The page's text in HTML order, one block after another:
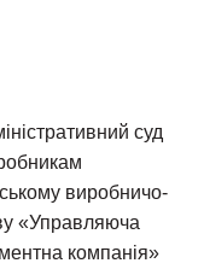
суд
виробничо-
«Управляюча
компанія»